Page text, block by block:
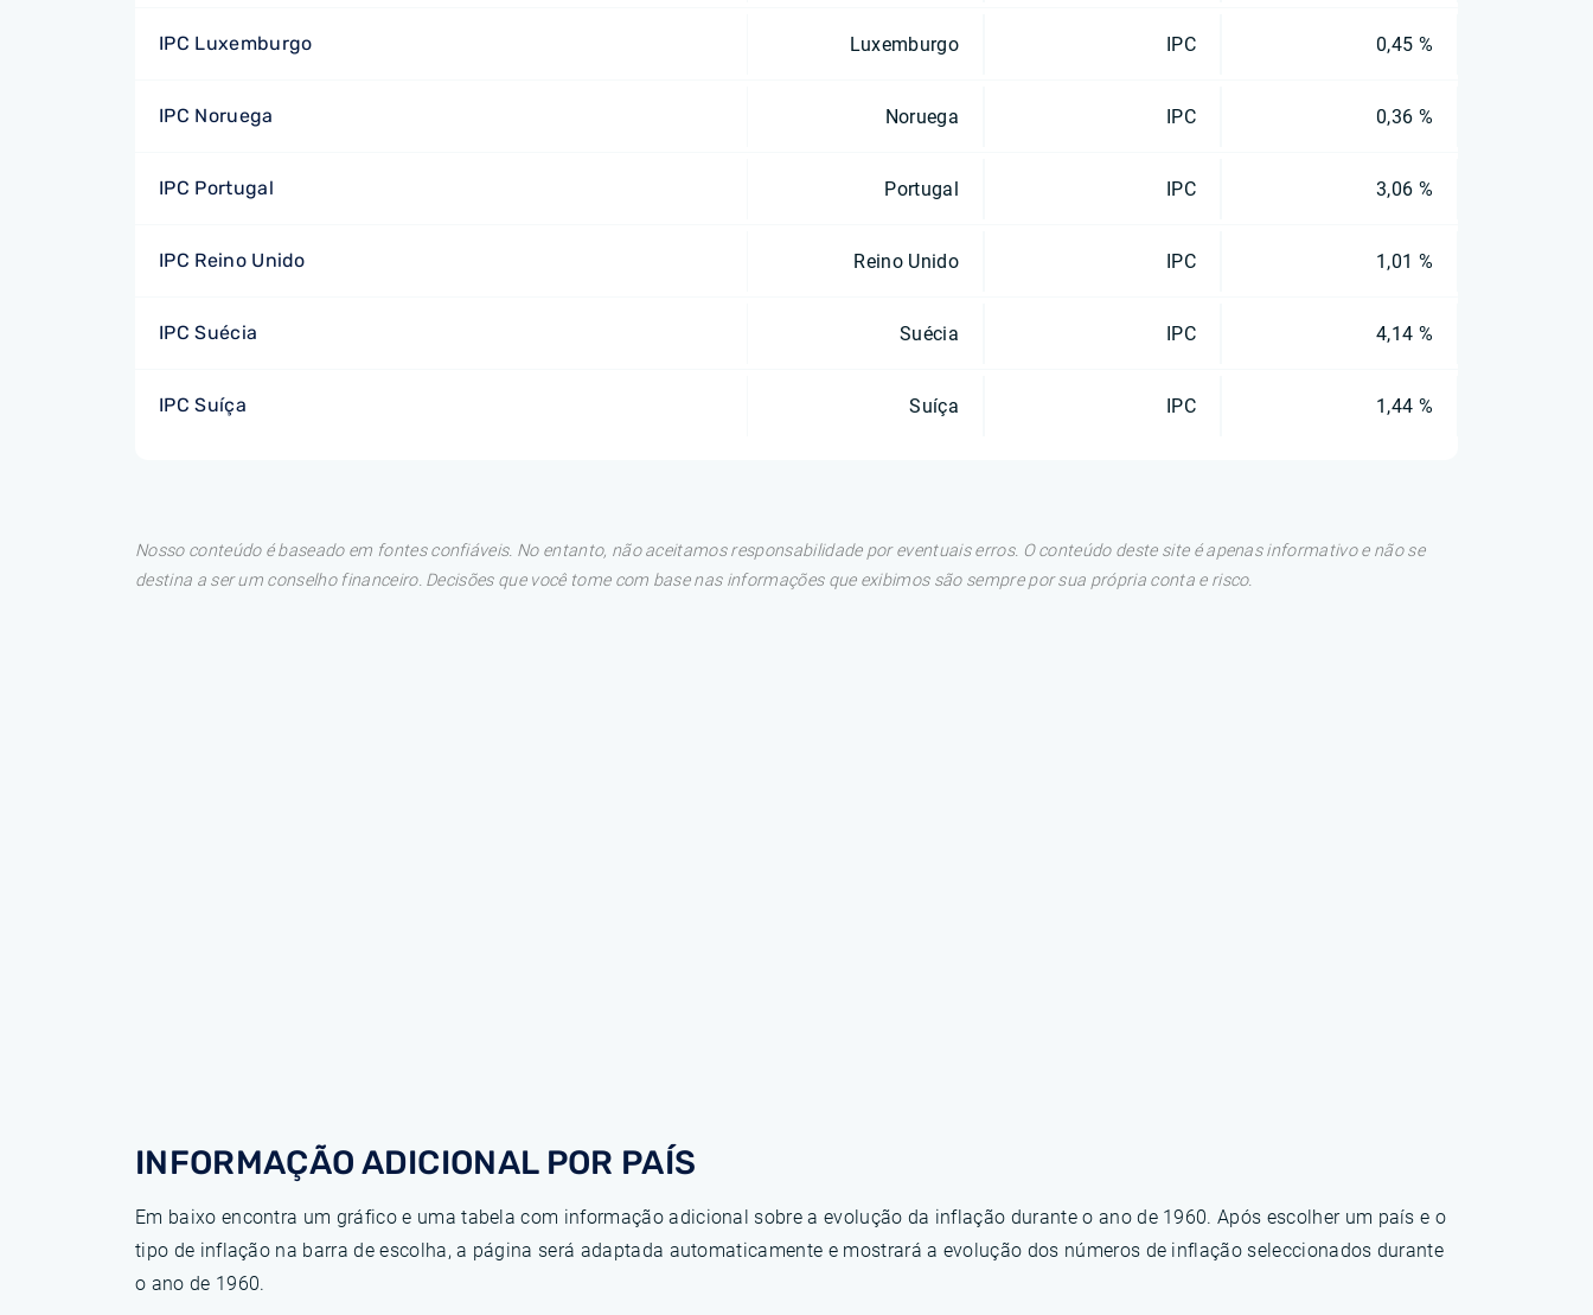
IPC Luxemburgo Luxemburgo IPC 0,45 %
IPC Noruega Noruega IPC 0,36 %
IPC Portugal Portugal IPC 3,06 %
IPC Reino Unido Reino Unido IPC 1,01 %
IPC Suécia Suécia IPC 4,14 %
IPC Suíça Suíça IPC 1,44 %
Nosso conteúdo é baseado em fontes confiáveis. No entanto, não aceitamos responsabilidade por eventuais erros. O conteúdo deste site é apenas informativo e não se
destina a ser um conselho financeiro. Decisões que você tome com base nas informações que exibimos são sempre por sua própria conta e risco.
INFORMAÇÃO ADICIONAL POR PAÍS
Em baixo encontra um gráfico e uma tabela com informação adicional sobre a evolução da inflação durante o ano de 1960. Após escolher um país e o
tipo de inflação na barra de escolha, a página será adaptada automaticamente e mostrará a evolução dos números de inflação seleccionados durante
o ano de 1960.